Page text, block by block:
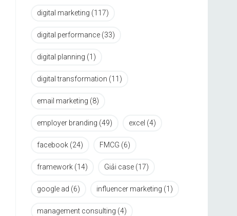
digital marketing (117)
digital performance (33)
digital planning (1)
digital transformation (11)
email marketing (8)
employer branding (49) excel (4)
facebook (24) FMCG (6)
framework (14) Giải case (17)
google ad (6) influencer marketing (1)
management consulting (4)